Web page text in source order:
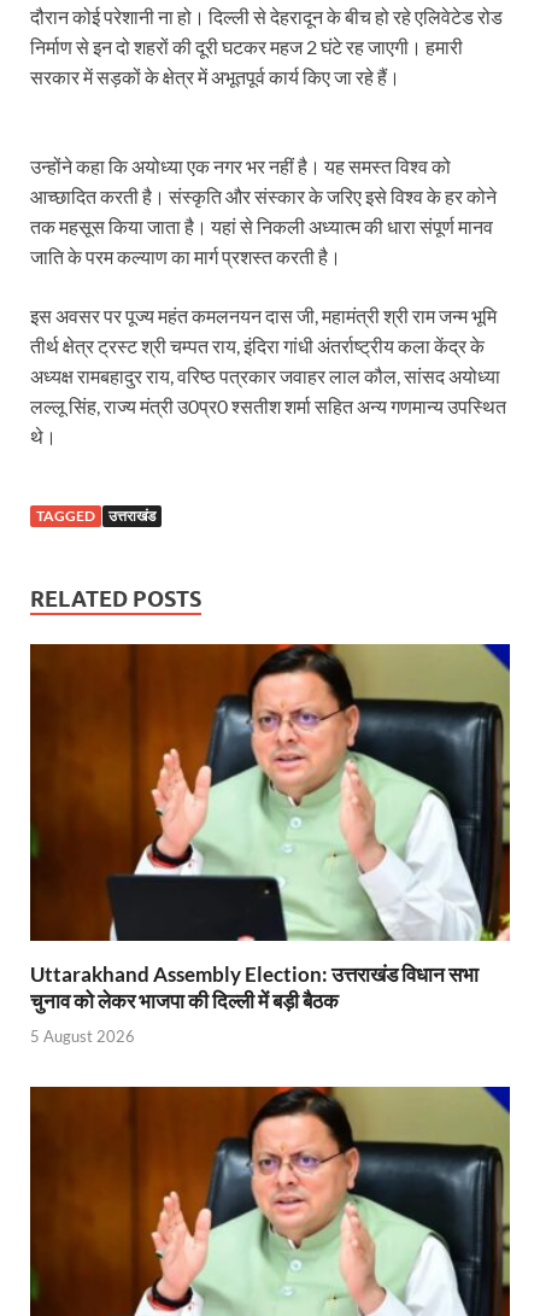
Holi Mahotsava: CM धामी ने कलश संगीत द्वारा
Chhattisgarh Budget 2026-27: बस्तर के विकास का
Gomati River: गोमती को स्वच्छ बनाने के लिए आज जुटेंगे
Railway Appointment Update: राजेश कुमार पांडे ने
Shri Krishna Jaman bhumi: श्रीकृष्ण जन्मभूमि के
आईएसबीटी-मसूरी डायवर्जन कॉरिडोर का स्थलीय निरीक्षण
India AI Impact Summit 2026: एमआईबी का पवेलियन
सीएम धामी हरिद्वार में एक्शन मोड में – चौपाल में सुनी
UP Budget 2026: आवास एवं शहरी नियोजन के लिए
Guskhor Pandit: घूसखोर पंडत’ फिल्म के निर्देशक व
Union Budget Update: केंद्रीय बजट उत्तर प्रदेश के
Job Scheme For Youth: धामी सरकार ने प्रति माह
YEIDA Emerges: यीडा बना मेडिकल डिवाइस
House of Himalayas: हाउस आफ हिमालयाज बिक्री
Star Infomatic: बजट 2026–27 से भारत की डिजिटल
Benefits of Peanuts: सर्दियों में कितनी मूंगफली एक दिन
Sapne Me Aag Dekhna: सपने में आग देखना का मतलब
Ajit Pawar Death: महाराष्ट्र के उपमुख्यमंत्री अजित
भारत पर्व में उत्तराखण्ड की झांकी ‘आत्मनिर्भर उत्तराखण्ड’
Bastar Story: बस्तर में लोकतंत्र की नई सुबह 47 गांवों में
UP Deputy CM KP Maurya: प्रयागराज पहुंचे डिप्टी
दौरान कोई परेशानी ना हो। दिल्ली से देहरादून के बीच हो रहे एलिवेटेड रोड
निर्माण से इन दो शहरों की दूरी घटकर महज 2 घंटे रह जाएगी। हमारी
सरकार में सड़कों के क्षेत्र में अभूतपूर्व कार्य किए जा रहे हैं।
उन्होंने कहा कि अयोध्या एक नगर भर नहीं है। यह समस्त विश्व को
आच्छादित करती है। संस्कृति और संस्कार के जरिए इसे विश्व के हर कोने
तक महसूस किया जाता है। यहां से निकली अध्यात्म की धारा संपूर्ण मानव
जाति के परम कल्याण का मार्ग प्रशस्त करती है।
इस अवसर पर पूज्य महंत कमलनयन दास जी, महामंत्री श्री राम जन्म भूमि
तीर्थ क्षेत्र ट्रस्ट श्री चम्पत राय, इंदिरा गांधी अंतर्राष्ट्रीय कला केंद्र के
अध्यक्ष रामबहादुर राय, वरिष्ठ पत्रकार जवाहर लाल कौल, सांसद अयोध्या
लल्लू सिंह, राज्य मंत्री उ0प्र0 श्सतीश शर्मा सहित अन्य गणमान्य उपस्थित
थे।
TAGGED उत्तराखंड
RELATED POSTS
Uttarakhand Assembly Election: उत्तराखंड विधान सभा
चुनाव को लेकर भाजपा की दिल्ली में बड़ी बैठक
5 August 2026